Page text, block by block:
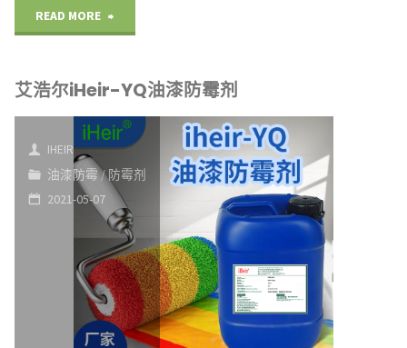
READ MORE
尔
iHeir-
TQ
涂
料
防
霉
艾浩尔iHeir-YQ油漆防霉剂
IHEIR
油漆防霉/防霉剂
2021-05-07